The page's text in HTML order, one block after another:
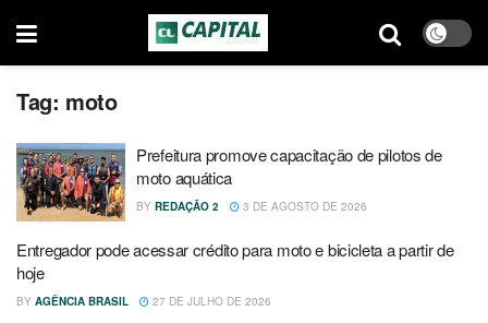
Tag: moto
Prefeitura promove capacitação de pilotos de
moto aquática
BY REDAÇÃO 2 3 DE AGOSTO DE 2026
Entregador pode acessar crédito para moto e bicicleta a partir de
hoje
BY AGÊNCIA BRASIL 27 DE JULHO DE 2026